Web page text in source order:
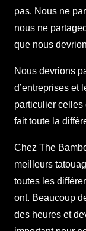
pas. Nous ne
nous ne
que nous
Nous devrions
d’entreprises et
particulier celles
fait toute la
Chez The
meilleurs
toutes les
ont. Beaucoup
des heures et